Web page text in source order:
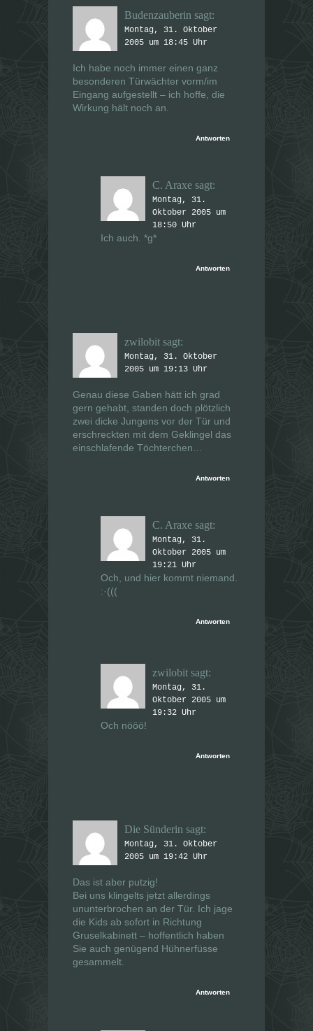
Budenzauberin sagt:
Montag, 31. Oktober
2005 um 18:45 Uhr
Ich habe noch immer einen ganz
besonderen Türwächter vorm/im
Eingang aufgestellt – ich hoffe, die
Wirkung hält noch an.
Antworten
C. Araxe sagt:
Montag, 31.
Oktober 2005 um
18:50 Uhr
Ich auch. *g*
Antworten
zwilobit sagt:
Montag, 31. Oktober
2005 um 19:13 Uhr
Genau diese Gaben hätt ich grad
gern gehabt, standen doch plötzlich
zwei dicke Jungens vor der Tür und
erschreckten mit dem Geklingel das
einschlafende Töchterchen…
Antworten
C. Araxe sagt:
Montag, 31.
Oktober 2005 um
19:21 Uhr
Och, und hier kommt niemand.
:·(((
Antworten
zwilobit sagt:
Montag, 31.
Oktober 2005 um
19:32 Uhr
Och nööö!
Antworten
Die Sünderin sagt:
Montag, 31. Oktober
2005 um 19:42 Uhr
Das ist aber putzig!
Bei uns klingelts jetzt allerdings
ununterbrochen an der Tür. Ich jage
die Kids ab sofort in Richtung
Gruselkabinett – hoffentlich haben
Sie auch genügend Hühnerfüsse
gesammelt.
Antworten